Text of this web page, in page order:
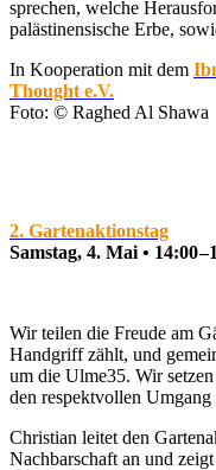
sprechen, welche
palästinensische Erbe,
In Kooperation mit dem
Thought e.V.
Foto: © Raghed Al Shawa
2. Gartenaktionstag
Samstag, 4. Mai • 14:00
Wir teilen die Freude am
Handgriff zählt, und
um die Ulme35. Wir
den respektvollen
Christian leitet den
Nachbarschaft an und